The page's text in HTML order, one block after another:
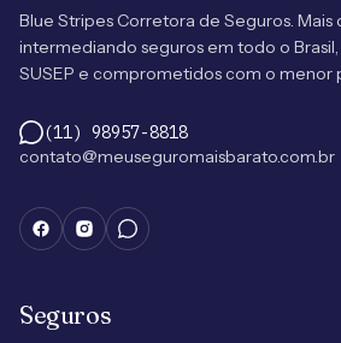
Blue Stripes Corretora de Seguros. Mais
intermediando seguros em todo o
SUSEP e comprometidos com o menor
(11) 98957-8818
contato@meuseguromaisbarato.com.br
Seguros